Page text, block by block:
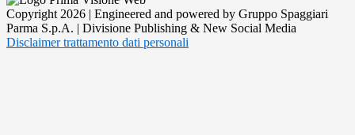
Copyright 2026 | Engineered and powered by Gruppo Spaggiari
Parma S.p.A. | Divisione Publishing & New Social Media
Disclaimer trattamento dati personali